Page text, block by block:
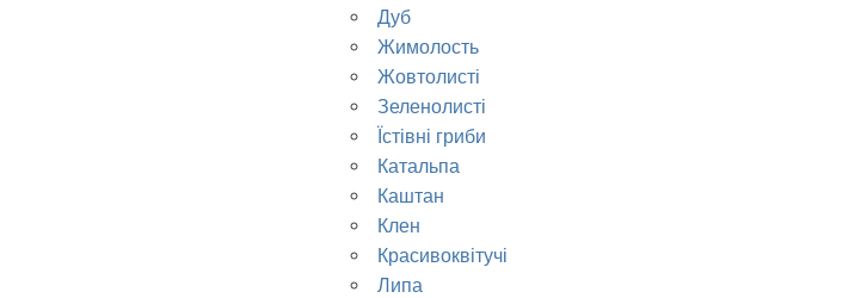
Дуб
Жимолость
Жовтолисті
Зеленолисті
Їстівні гриби
Катальпа
Каштан
Клен
Красивоквітучі
Липа